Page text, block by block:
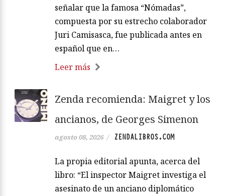
señalar que la famosa “Nómadas”,
compuesta por su estrecho colaborador
Juri Camisasca, fue publicada antes en
español que en…
Leer más
Zenda recomienda: Maigret y los
ancianos, de Georges Simenon
agosto 08, 2026 / ZENDALIBROS.COM
La propia editorial apunta, acerca del
libro: “El inspector Maigret investiga el
asesinato de un anciano diplomático